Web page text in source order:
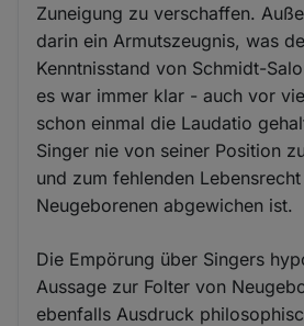
Zuneigung zu verschaffen.
darin ein Armutszeugnis, was
Kenntnisstand von Schmidt-
es war immer klar - auch vor
schon einmal die Laudatio
Singer nie von seiner Position
und zum fehlenden
Neugeborenen abgewichen ist.
Die Empörung über Singers
Aussage zur Folter von
ebenfalls Ausdruck